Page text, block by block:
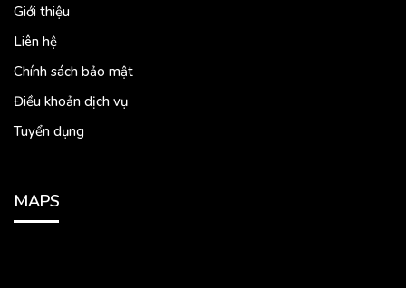
Giới thiệu
Liên hệ
Chính sách bảo mật
Điều khoản dịch vụ
Tuyển dụng
MAPS